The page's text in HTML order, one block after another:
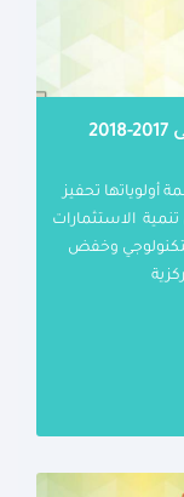
2018- 19/2020) على قمة أولوياتها تحفيز
الاستثمارات
وخفض